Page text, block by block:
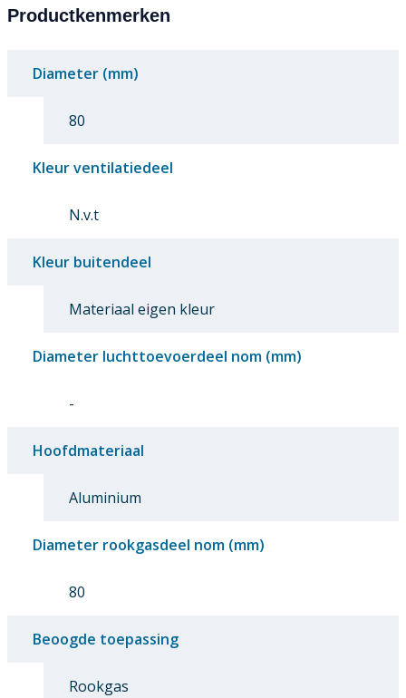
Productkenmerken
Diameter (mm)
80
Kleur ventilatiedeel
N.v.t
Kleur buitendeel
Materiaal eigen kleur
Diameter luchttoevoerdeel nom (mm)
-
Hoofdmateriaal
Aluminium
Diameter rookgasdeel nom (mm)
80
Beoogde toepassing
Rookgas